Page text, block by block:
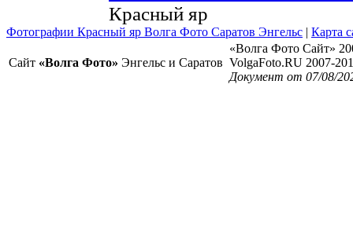
Красный яр
Фотографии Красный яр Волга Фото Саратов Энгельс | Карта
Сайт «Волга Фото» Энгельс и Саратов
«Волга Фото Сайт»
VolgaFoto.RU 2007-
Документ от 07/08/